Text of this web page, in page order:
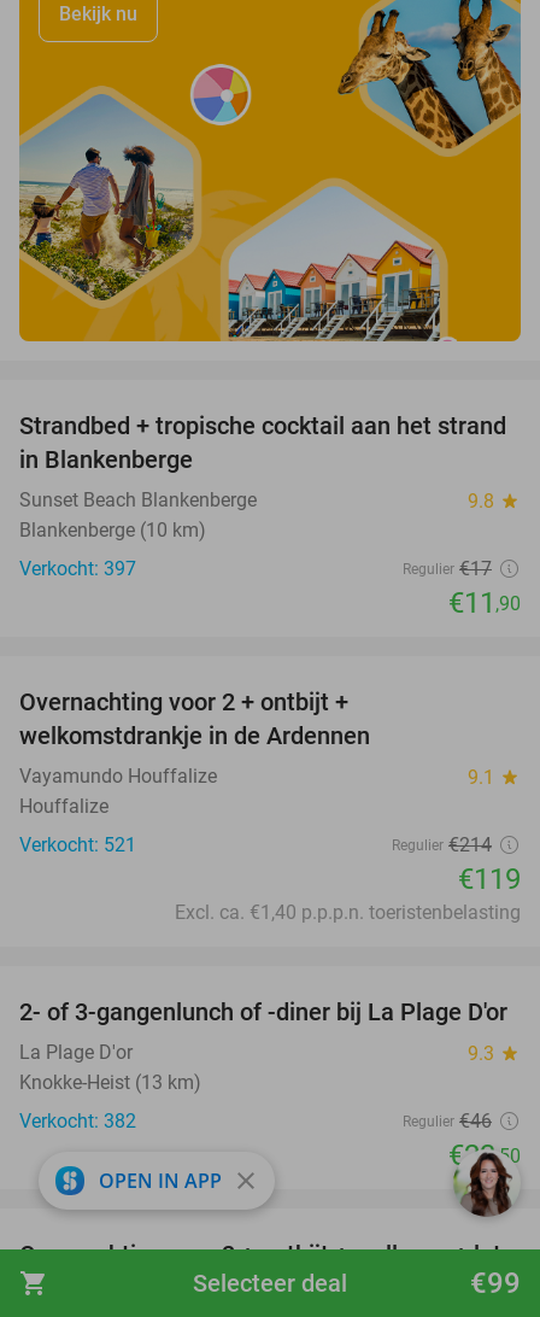
shopping_cart €99
Selecteer deal
Bekijk nu
30%
Strandbed + tropische cocktail aan het strand
in Blankenberge
Sunset Beach Blankenberge 9.8 star
Blankenberge (10 km)
Verkocht: 397
Regulier €17
€11 ,90
Overnachting voor 2 + ontbijt +
welkomstdrankje in de Ardennen
Vayamundo Houffalize 9.1 star
Houffalize
Verkocht: 521
Regulier €214
€119
Excl. ca. €1,40 p.p.p.n. toeristenbelasting
49%
2- of 3-gangenlunch of -diner bij La Plage D'or
La Plage D'or 9.3 star
Knokke-Heist (13 km)
Verkocht: 382
Regulier €46
€23,50
38%
favorite_border
Overnachting voor 2 + ontbijt + wellness + late
check-out en evt. diner in de Ardennen
OPEN IN APP close